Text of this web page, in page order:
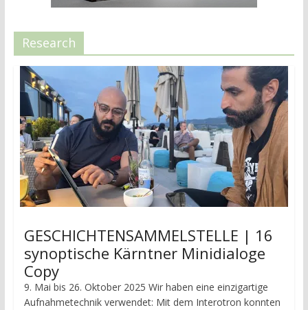
Research
GESCHICHTENSAMMELSTELLE | 16
synoptische Kärntner Minidialoge
Copy
9. Mai bis 26. Oktober 2025 Wir haben eine einzigartige
Aufnahmetechnik verwendet: Mit dem Interotron konnten